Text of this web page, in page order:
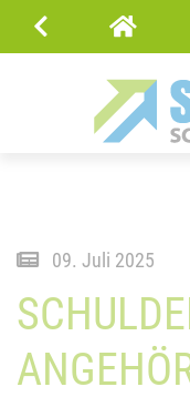
09. Juli 2025